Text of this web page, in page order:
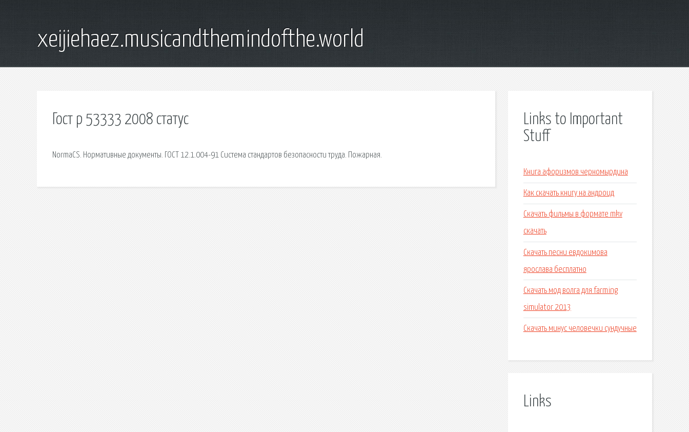
xeijiehaez.musicandthemindofthe.world
Гост р 53333 2008 статус
NormaCS. Нормативные документы. ГОСТ 12.1.004-91 Система стандартов безопасности труда. Пожарная.
Links to Important
Stuff
Книга афоризмов черномырдина
Как скачать книгу на андроид
Скачать фильмы в формате mkv
скачать
Скачать песни евдокимова
ярослава бесплатно
Скачать мод волга для farming
simulator 2013
Скачать минус человечки сундучные
Links